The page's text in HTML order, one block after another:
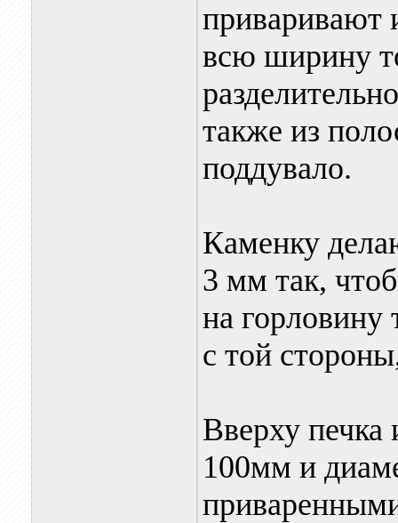
приваривают
всю ширину
также из
поддувало.
Каменку
3 мм так,
на
с той
Вверху печка
100мм и